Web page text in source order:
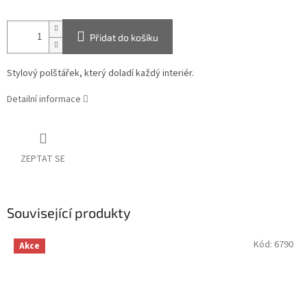
Přidat do košíku
Stylový polštářek, který doladí každý interiér.
Detailní informace
ZEPTAT SE
Související produkty
Akce Kód: 6790